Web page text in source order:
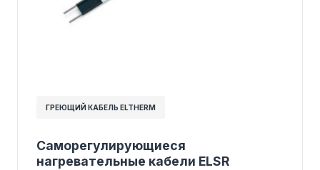
ГРЕЮЩИЙ КАБЕЛЬ ELTHERM
Cаморегулирующиеся
нагревательные кабели ELSR